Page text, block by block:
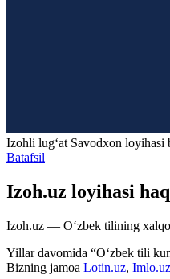
Izohli lugʻat Savodxon loyihasi
Batafsil
Izoh.uz loyihasi
Izoh.uz — O‘zbek tilining
Yillar davomida “O‘zbek tili
Bizning jamoa Lotin.uz, Imlo.uz